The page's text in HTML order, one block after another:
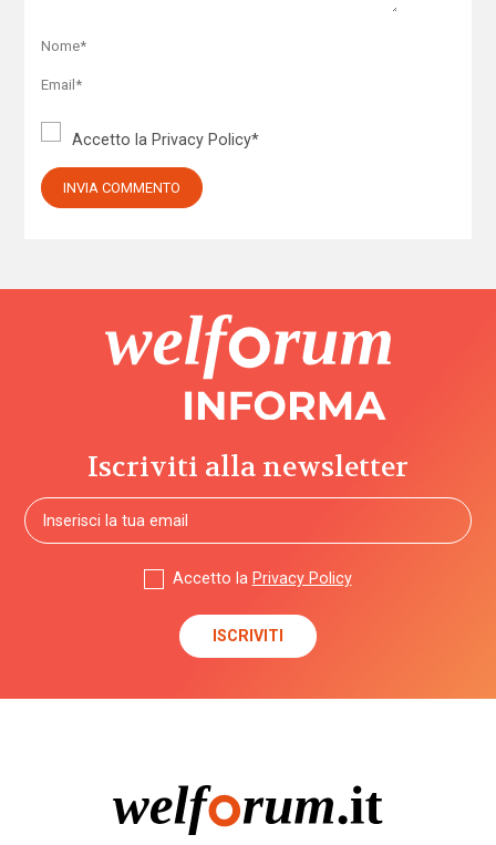
Accetto la Privacy Policy*
Iscriviti alla newsletter
Accetto la Privacy Policy